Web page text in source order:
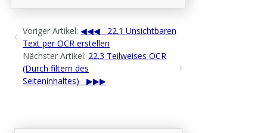
Voriger Artikel:
22.1 Unsichtbaren
Text per OCR erstellen
Nächster Artikel: 22.3 Teilweises OCR
(Durch filtern des
Seiteninhaltes)